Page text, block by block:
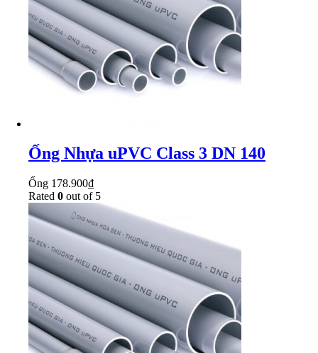
Ống Nhựa uPVC Class 3 DN 140
Ống 178.900₫
Rated 0 out of 5